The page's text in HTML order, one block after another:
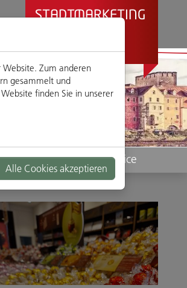
STADTMARKETING
PRÄSENTIERT
Service
Zum anderen
gesammelt und
finden Sie in unserer
Alle Cookies akzeptieren